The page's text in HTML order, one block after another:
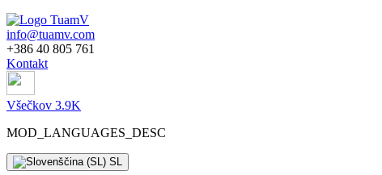
info@tuamv.com
+386 40 805 761
Kontakt
Všečkov 3.9K
MOD_LANGUAGES_DESC
SL